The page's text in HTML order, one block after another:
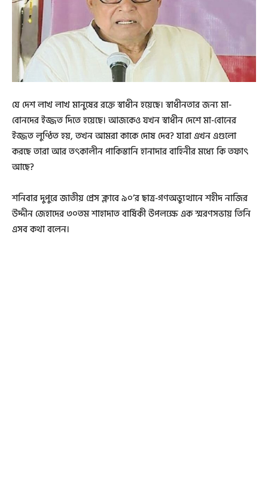
যে দেশ লাখ লাখ মানুষের রক্তে স্বাধীন হয়েছে। স্বাধীনতার জন্য মা-
বোনদের ইজ্জত দিতে হয়েছে। আজকেও যখন স্বাধীন দেশে মা-বোনের
ইজ্জত লুণ্ঠিত হয়, তখন আমরা কাকে দোষ দেব? যারা এখন এগুলো
করছে তারা আর তৎকালীন পাকিস্তানি হানাদার বাহিনীর মধ্যে কি তফাৎ
আছে?
শনিবার দুপুরে জাতীয় প্রেস ক্লাবে ৯০’র ছাত্র-গণঅভ্যুত্থানে শহীদ নাজির
উদ্দীন জেহাদের ৩০তম শাহাদাত বার্ষিকী উপলক্ষে এক স্মরণসভায় তিনি
এসব কথা বলেন।